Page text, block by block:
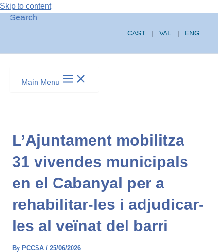
Skip to content
Search
CAST | VAL | ENG
Main Menu
L’Ajuntament mobilitza
31 vivendes municipals
en el Cabanyal per a
rehabilitar-les i adjudicar-
les al veïnat del barri
By PCCSA / 25/06/2026